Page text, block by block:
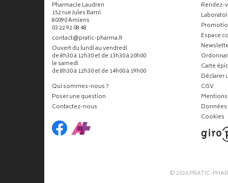
Pharmacie Laudren
152 rue Jules Barni
80090 Amiens
03 22 92 08 48
contact-
@-
pratic-pharma.fr
Ouvert du lundi au vendredi
de 8h30 à 12h30 et de 13h30 à 20h00
le samedi
de 8h30 à 12h30 et de 14h00 à 19h00
Qui sommes-nous ?
Poser une question
Contactez-nous
Rendez-
Espace
Carte
Déclarer
CGV
Cookies
© 2026PRATIC-